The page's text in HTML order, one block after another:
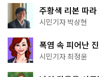
주황색 리본 따
서울둘레길 15코스
시민기자 박상현
폭염 속 피어난
무 명소
시민기자 최정윤